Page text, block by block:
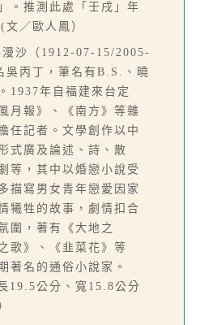
。推測此處「壬戌」年
／歐人鳳）
漫沙（1912-07-15/2005-
吳丙丁，筆名有B.S.、曉
1937年自福建來台定
月報》、《南方》等雜
任記者。文學創作以中
式廣及論述、詩、散
等，其中以婚戀小說受
描寫男女青年戀愛因家
犧牲的故事，劇情扣合
圍，著有《大地之
歌》、《韭菜花》等
著名的通俗小說家。
19.5公分、寬15.8公分